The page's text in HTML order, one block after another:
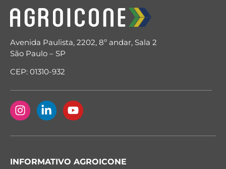
Avenida Paulista, 2202, 8º andar, Sala 2
São Paulo – SP
CEP: 01310-932
INFORMATIVO AGROICONE